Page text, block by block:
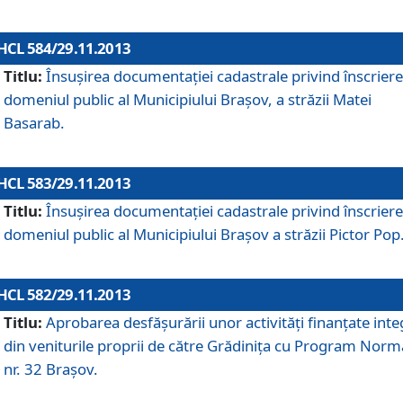
584/29.11.2013
Titlu: Însuşirea documentaţiei cadastrale privind
domeniul public al Municipiului Braşov, a străzii Matei
Basarab.
583/29.11.2013
Titlu: Însuşirea documentaţiei cadastrale privind
domeniul public al Municipiului Braşov a străzii Pictor
582/29.11.2013
Titlu: Aprobarea desfăşurării unor activităţi finanţate
din veniturile proprii de către Grădiniţa cu Program
nr. 32 Braşov.